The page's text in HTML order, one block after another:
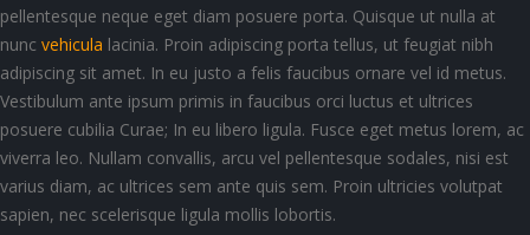
pellentesque neque eget diam posuere porta. Quisque ut nulla at
nunc vehicula lacinia. Proin adipiscing porta tellus, ut feugiat nibh
adipiscing sit amet. In eu justo a felis faucibus ornare vel id metus.
Vestibulum ante ipsum primis in faucibus orci luctus et ultrices
posuere cubilia Curae; In eu libero ligula. Fusce eget metus lorem, ac
viverra leo. Nullam convallis, arcu vel pellentesque sodales, nisi est
varius diam, ac ultrices sem ante quis sem. Proin ultricies volutpat
sapien, nec scelerisque ligula mollis lobortis.